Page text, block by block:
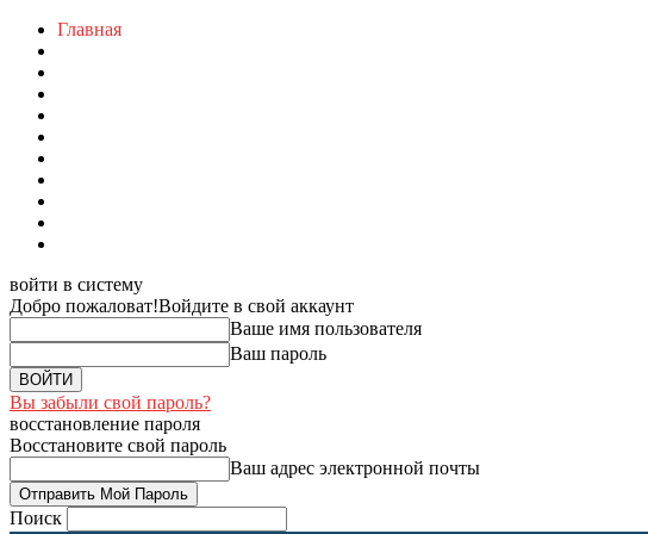
Главная
войти в систему
Добро пожаловат!Войдите в свой аккаунт
Ваше имя пользователя
Ваш пароль
Вы забыли свой пароль?
восстановление пароля
Восстановите свой пароль
Ваш адрес электронной почты
Поиск